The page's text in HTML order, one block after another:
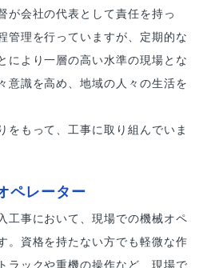
が会社の代表として責任を持っ
管理を行っていますが、定期的な
により一層の高い水準の現場とな
意識を高め、地域の人々の生活を
をもって、工事に取り組んでいま
ペレーター
工事において、現場での機械オペ
。資格を持たない方でも軽微な作
ラックや重機の操作など、現場で